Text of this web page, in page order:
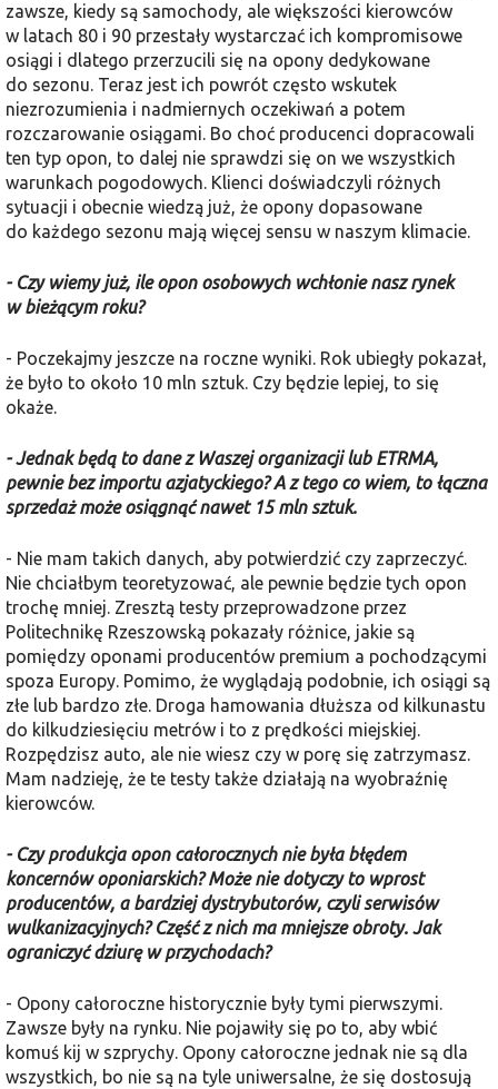
zawsze, kiedy są samochody, ale większości kierowców
w latach 80 i 90 przestały wystarczać ich kompromisowe
osiągi i dlatego przerzucili się na opony dedykowane
do sezonu. Teraz jest ich powrót często wskutek
niezrozumienia i nadmiernych oczekiwań a potem
rozczarowanie osiągami. Bo choć producenci dopracowali
ten typ opon, to dalej nie sprawdzi się on we wszystkich
warunkach pogodowych. Klienci doświadczyli różnych
sytuacji i obecnie wiedzą już, że opony dopasowane
do każdego sezonu mają więcej sensu w naszym klimacie.
- Czy wiemy już, ile opon osobowych wchłonie nasz rynek
w bieżącym roku?
- Poczekajmy jeszcze na roczne wyniki. Rok ubiegły pokazał,
że było to około 10 mln sztuk. Czy będzie lepiej, to się
okaże.
- Jednak będą to dane z Waszej organizacji lub ETRMA,
pewnie bez importu azjatyckiego? A z tego co wiem, to łączna
sprzedaż może osiągnąć nawet 15 mln sztuk.
- Nie mam takich danych, aby potwierdzić czy zaprzeczyć.
Nie chciałbym teoretyzować, ale pewnie będzie tych opon
trochę mniej. Zresztą testy przeprowadzone przez
Politechnikę Rzeszowską pokazały różnice, jakie są
pomiędzy oponami producentów premium a pochodzącymi
spoza Europy. Pomimo, że wyglądają podobnie, ich osiągi są
złe lub bardzo złe. Droga hamowania dłuższa od kilkunastu
do kilkudziesięciu metrów i to z prędkości miejskiej.
Rozpędzisz auto, ale nie wiesz czy w porę się zatrzymasz.
Mam nadzieję, że te testy także działają na wyobraźnię
kierowców.
- Czy produkcja opon całorocznych nie była błędem
koncernów oponiarskich? Może nie dotyczy to wprost
producentów, a bardziej dystrybutorów, czyli serwisów
wulkanizacyjnych? Część z nich ma mniejsze obroty. Jak
ograniczyć dziurę w przychodach?
- Opony całoroczne historycznie były tymi pierwszymi.
Zawsze były na rynku. Nie pojawiły się po to, aby wbić
komuś kij w szprychy. Opony całoroczne jednak nie są dla
wszystkich, bo nie są na tyle uniwersalne, że się dostosują